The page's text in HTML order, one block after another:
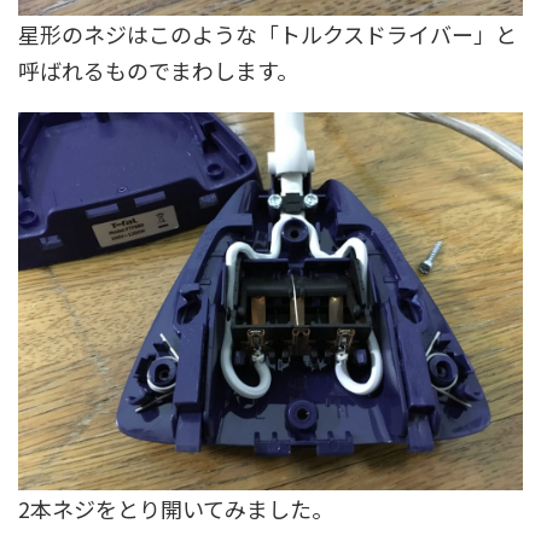
星形のネジはこのような「トルクスドライバー」と
呼ばれるものでまわします。
2本ネジをとり開いてみました。